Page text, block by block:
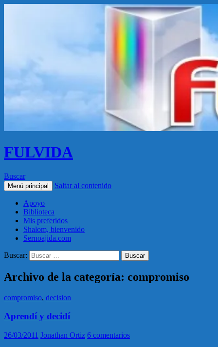
FULVIDA
Buscar
Menú principal Saltar al contenido
Apoyo
Biblioteca
Mis preferidos
Shalom, bienvenido
Sernoajida.com
Buscar:
Archivo de la categoría: compromiso
compromiso, decision
Aprendí y decidí
26/03/2011 Jonathan Ortiz 6 comentarios